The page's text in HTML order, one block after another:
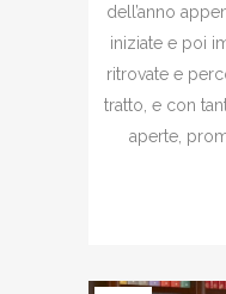
dell’anno
iniziate e poi
ritrovate e
tratto, e con
aperte,